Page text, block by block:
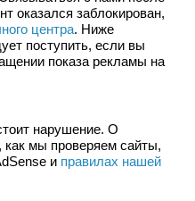
оказался заблокирован,
центра. Ниже
поступить, если вы
показа рекламы на
нарушение. О
как мы проверяем сайты,
и правилах нашей